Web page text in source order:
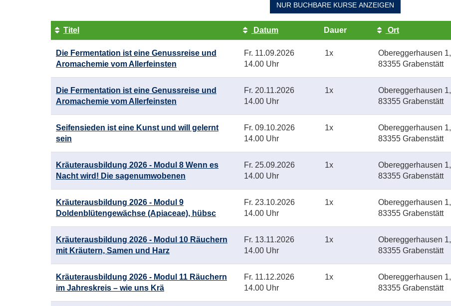
NUR BUCHBARE KURSE ANZEIGEN
Tabellenüberschriften
können
sortiert
werden.
Titel Datum Dauer Ort
Die Fermentation ist eine Genussreise und
Aromachemie vom Allerfeinsten
Fr. 11.09.2026
14.00 Uhr
1x
Obereggerhausen 1,
83355 Grabenstätt
Die Fermentation ist eine Genussreise und
Aromachemie vom Allerfeinsten
Fr. 20.11.2026
14.00 Uhr
1x
Obereggerhausen 1,
83355 Grabenstätt
Seifensieden ist eine Kunst und will gelernt
sein
Fr. 09.10.2026
14.00 Uhr
1x
Obereggerhausen 1,
83355 Grabenstätt
Kräuterausbildung 2026 - Modul 8 Wenn es
Nacht wird! Die sagenumwobenen
Fr. 25.09.2026
14.00 Uhr
1x
Obereggerhausen 1,
83355 Grabenstätt
Kräuterausbildung 2026 - Modul 9
Doldenblütengewächse (Apiaceae), hübsc
Fr. 23.10.2026
14.00 Uhr
1x
Obereggerhausen 1,
83355 Grabenstätt
Kräuterausbildung 2026 - Modul 10 Räuchern
mit Kräutern, Samen und Harz
Fr. 13.11.2026
14.00 Uhr
1x
Obereggerhausen 1,
83355 Grabenstätt
Kräuterausbildung 2026 - Modul 11 Räuchern
im Jahreskreis – wie uns Krä
Fr. 11.12.2026
14.00 Uhr
1x
Obereggerhausen 1,
83355 Grabenstätt